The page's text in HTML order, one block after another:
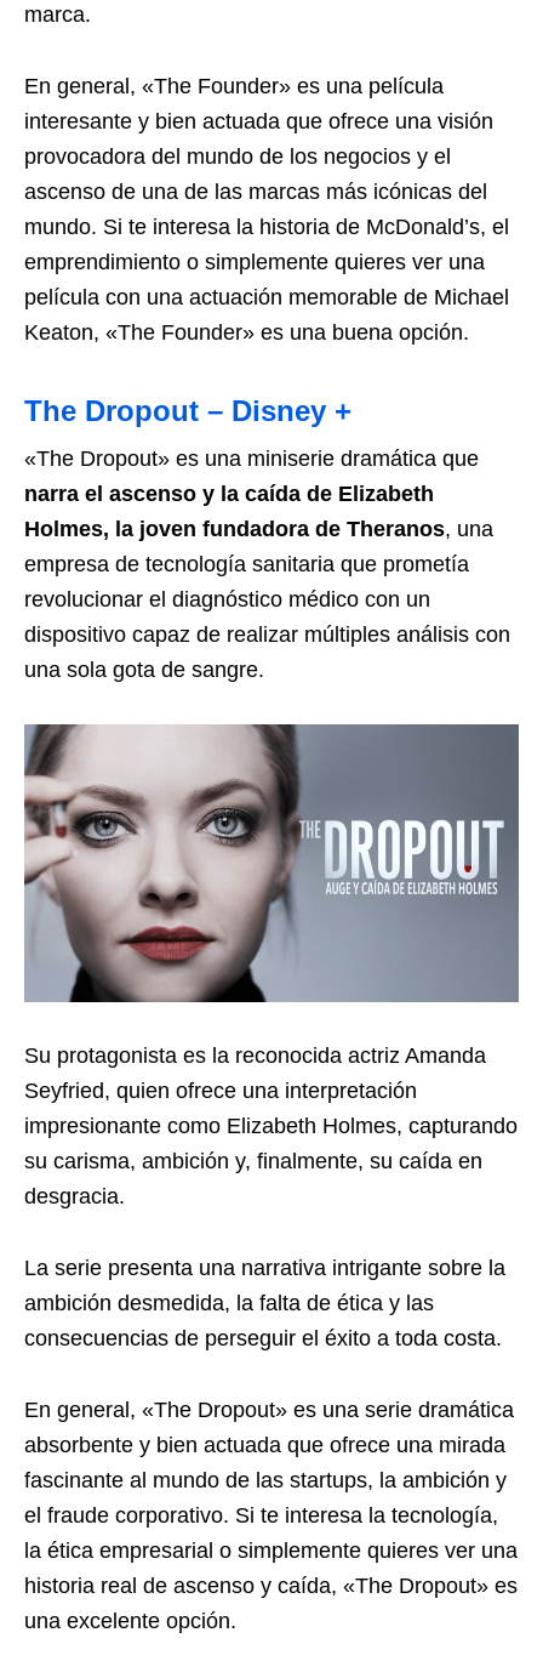
marca.
En general, «The Founder» es una película
interesante y bien actuada que ofrece una visión
provocadora del mundo de los negocios y el
ascenso de una de las marcas más icónicas del
mundo. Si te interesa la historia de McDonald’s, el
emprendimiento o simplemente quieres ver una
película con una actuación memorable de Michael
Keaton, «The Founder» es una buena opción.
The Dropout – Disney +
«The Dropout» es una miniserie dramática que
narra el ascenso y la caída de Elizabeth
Holmes, la joven fundadora de Theranos, una
empresa de tecnología sanitaria que prometía
revolucionar el diagnóstico médico con un
dispositivo capaz de realizar múltiples análisis con
una sola gota de sangre.
Su protagonista es la reconocida actriz Amanda
Seyfried, quien ofrece una interpretación
impresionante como Elizabeth Holmes, capturando
su carisma, ambición y, finalmente, su caída en
desgracia.
La serie presenta una narrativa intrigante sobre la
ambición desmedida, la falta de ética y las
consecuencias de perseguir el éxito a toda costa.
En general, «The Dropout» es una serie dramática
absorbente y bien actuada que ofrece una mirada
fascinante al mundo de las startups, la ambición y
el fraude corporativo. Si te interesa la tecnología,
la ética empresarial o simplemente quieres ver una
historia real de ascenso y caída, «The Dropout» es
una excelente opción.